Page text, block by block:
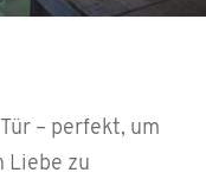
– perfekt, um
Liebe zu